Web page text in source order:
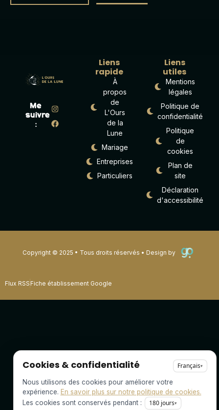
Me
suivre
:
Liens
rapide
À
propos
de
L'Ours
de la
Lune
Mariage
Entreprises
Particuliers
Liens
utiles
Mentions
légales
Politique de
confidentialité
Politique
de
cookies
Plan de
site
Déclaration
d'accessibilité
Copyright © 2025 • Tous droits réservés • Design by
Flux RSS Fiche établissement Google
Cookies & confidentialité Français▾
Nous utilisons des cookies pour améliorer votre
expérience. En savoir plus sur notre politique de cookies.
Les cookies sont conservés pendant :
180 jours▾